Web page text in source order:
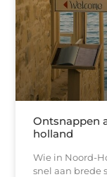
Ontsnappen
holland
Wie in Noord-
snel aan brede